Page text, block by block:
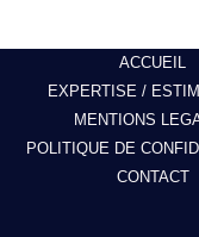
ACCUEIL
EXPERTISE /
MENTIONS
POLITIQUE DE
CONTACT